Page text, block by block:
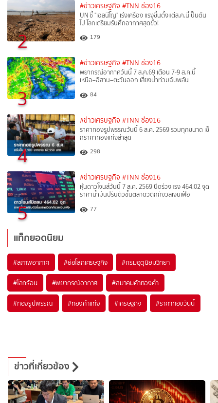
2
#ข่าวเศรษฐกิจ #TNN ช่อง16
UN ชี้ "เอลนีโญ" เร่งเครื่อง แรงขึ้นตั้งแต่ส.ค.นี้เป็นต้น
ไป โลกเตรียมรับศึกอากาศสุดขั้ว!
179
3
#ข่าวเศรษฐกิจ #TNN ช่อง16
พยากรณ์อากาศวันนี้ 7 ส.ค.69 เตือน 7-9 ส.ค.นี้
เหนือ–อีสาน–ตะวันออก เสี่ยงน้ำท่วมฉับพลัน
84
4
#ข่าวเศรษฐกิจ #TNN ช่อง16
ราคาทองรูปพรรณวันนี้ 6 ส.ค. 2569 รวมทุกขนาด เช็
กราคาทองแท่งล่าสุด
298
5
#ข่าวเศรษฐกิจ #TNN ช่อง16
หุ้นดาวโจนส์วันนี้ 7 ส.ค. 2569 ปิดร่วงแรง 464.02 จุด
ราคาน้ำมันปรับตัวขึ้นตลาดวิตกกังวลเงินเฟ้อ
77
แท็กยอดนิยม
#สภาพอากาศ #ย่อโลกเศรษฐกิจ #กรมอุตุนิยมวิทยา
#โลกร้อน #พยากรณ์อากาศ #สมาคมค้าทองคำ
#ทองรูปพรรณ #ทองคำแท่ง #เศรษฐกิจ #ราคาทองวันนี้
ข่าวที่เกี่ยวข้อง